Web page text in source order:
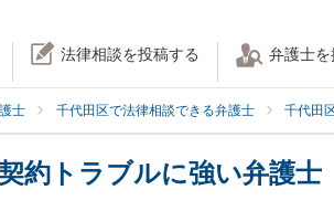
法律相談を投稿する 弁護士を
士 千代田区で法律相談できる弁護士 千代田
約トラブルに強い弁護士